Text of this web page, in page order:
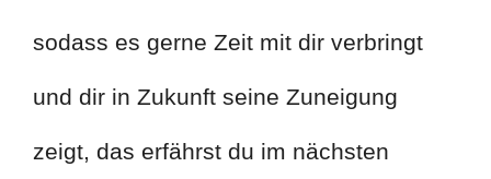
sodass es gerne Zeit mit dir verbringt
und dir in Zukunft seine Zuneigung
zeigt, das erfährst du im nächsten